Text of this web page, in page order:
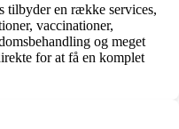
tilbyder en række services,
vaccinationer,
og meget
for at få en komplet